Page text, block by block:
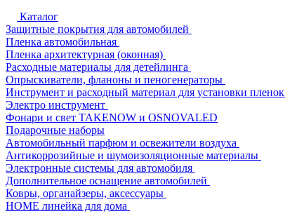
Каталог
Защитные покрытия для автомобилей
Пленка автомобильная
Пленка архитектурная (оконная)
Расходные материалы для детейлинга
Опрыскиватели, фланоны и пеногенераторы
Инструмент и расходный материал для установки пленок
Электро инструмент
Фонари и свет TAKENOW и OSNOVALED
Подарочные наборы
Автомобильный парфюм и освежители воздуха
Антикоррозийные и шумоизоляционные материалы
Электронные системы для автомобиля
Дополнительное оснащение автомобилей
Ковры, органайзеры, аксессуары
HOME линейка для дома